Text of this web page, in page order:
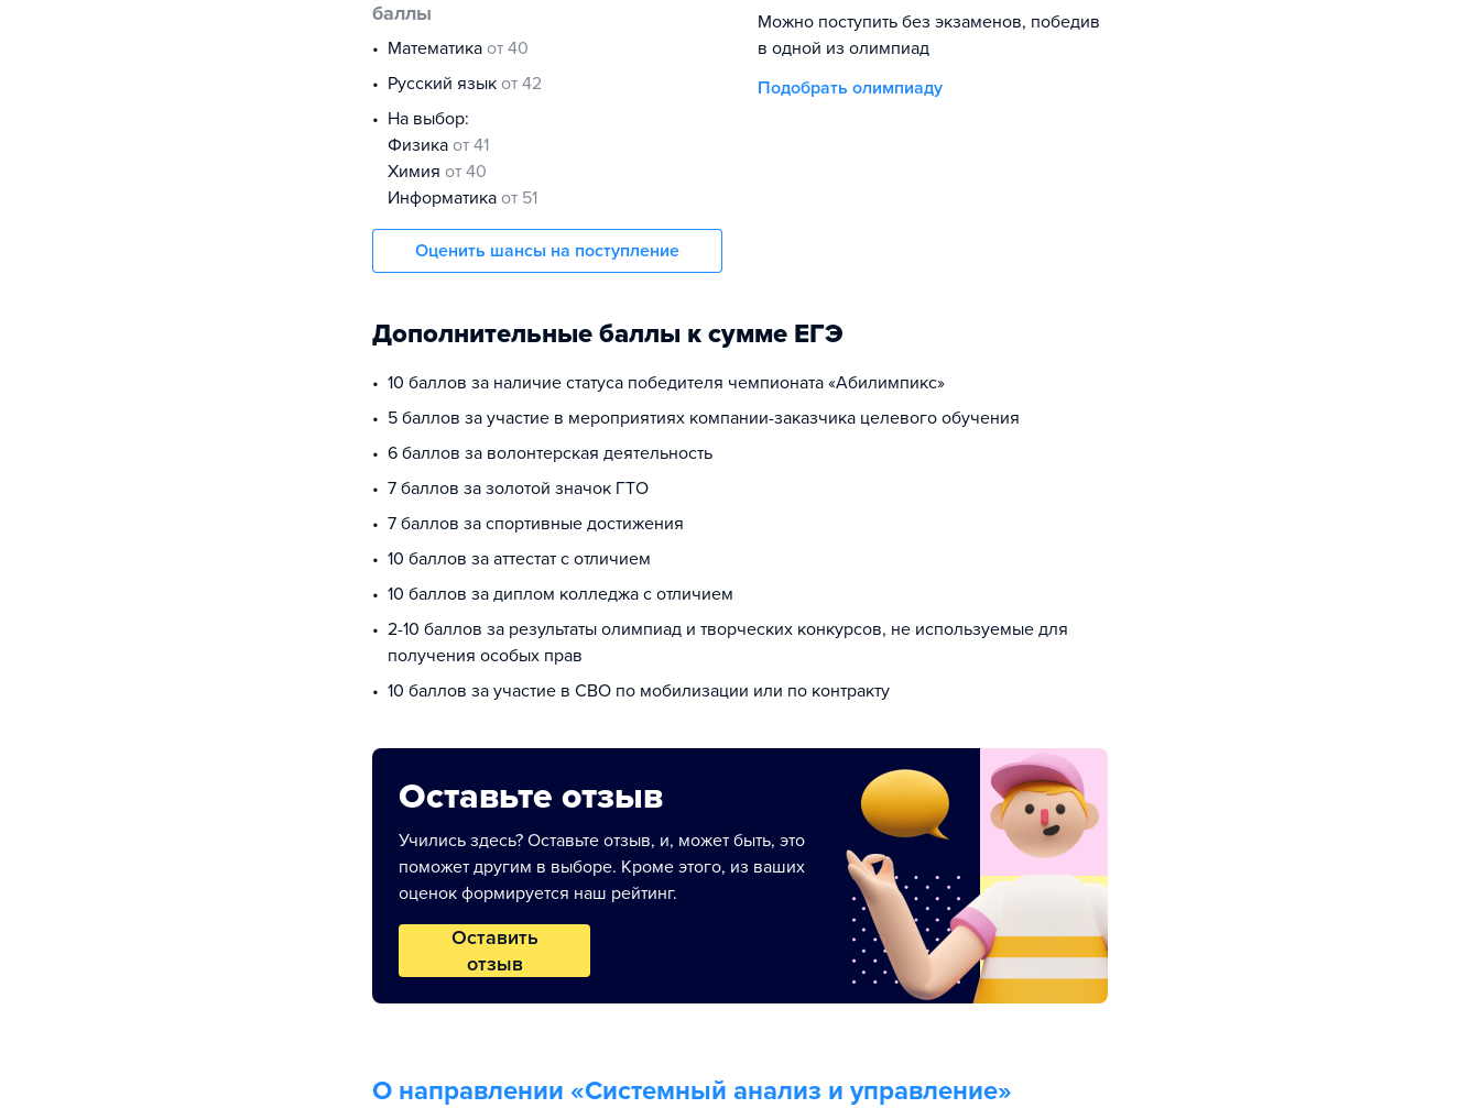
баллы
математика от 40
русский язык от 42
На выбор:
физика от 41
химия от 40
информатика от 51
Оценить шансы на поступление
Можно поступить без экзаменов, победив
в одной из олимпиад
Подобрать олимпиаду
Дополнительные баллы к сумме ЕГЭ
10 баллов за наличие статуса победителя чемпионата «Абилимпикс»
5 баллов за участие в мероприятиях компании-заказчика целевого обучения
6 баллов за волонтерская деятельность
7 баллов за золотой значок ГТО
7 баллов за спортивные достижения
10 баллов за аттестат с отличием
10 баллов за диплом колледжа с отличием
2-10 баллов за результаты олимпиад и творческих конкурсов, не используемые для
получения особых прав
10 баллов за участие в СВО по мобилизации или по контракту
Оставьте отзыв
Учились здесь? Оставьте отзыв, и, может быть, это
поможет другим в выборе. Кроме этого, из ваших
оценок формируется наш рейтинг.
Оставить
отзыв
О направлении «Системный анализ и управление»